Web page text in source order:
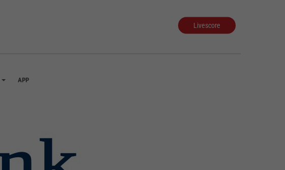
Livescore
APP